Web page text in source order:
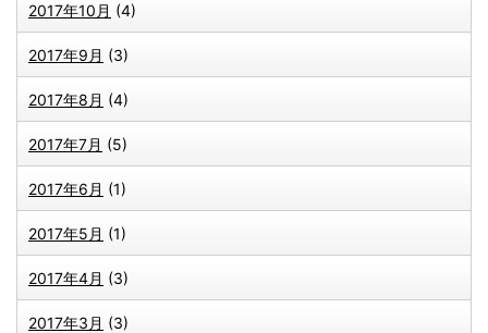
2017年10月 (4)
2017年9月 (3)
2017年8月 (4)
2017年7月 (5)
2017年6月 (1)
2017年5月 (1)
2017年4月 (3)
2017年3月 (3)